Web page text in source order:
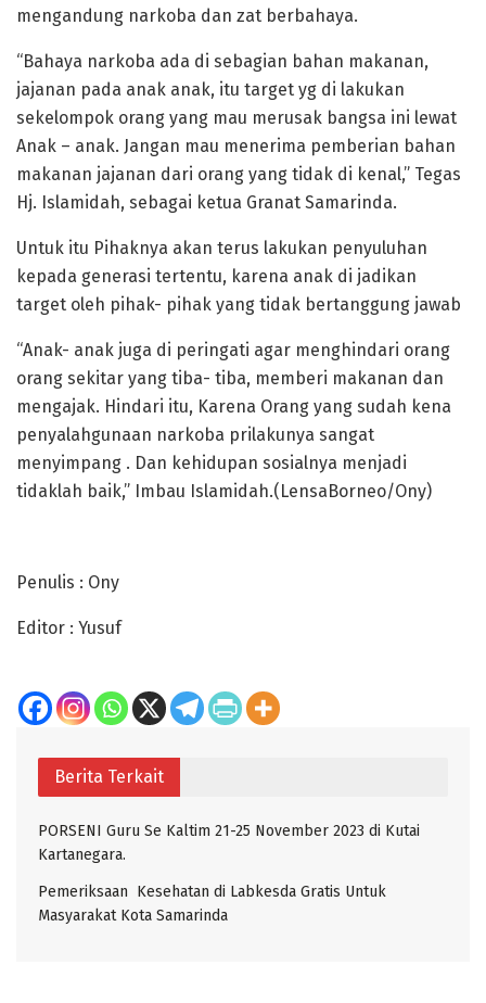
mengandung narkoba dan zat berbahaya.
“Bahaya narkoba ada di sebagian bahan makanan,
jajanan pada anak anak, itu target yg di lakukan
sekelompok orang yang mau merusak bangsa ini lewat
Anak – anak. Jangan mau menerima pemberian bahan
makanan jajanan dari orang yang tidak di kenal,” Tegas
Hj. Islamidah, sebagai ketua Granat Samarinda.
Untuk itu Pihaknya akan terus lakukan penyuluhan
kepada generasi tertentu, karena anak di jadikan
target oleh pihak- pihak yang tidak bertanggung jawab
“Anak- anak juga di peringati agar menghindari orang
orang sekitar yang tiba- tiba, memberi makanan dan
mengajak. Hindari itu, Karena Orang yang sudah kena
penyalahgunaan narkoba prilakunya sangat
menyimpang . Dan kehidupan sosialnya menjadi
tidaklah baik,” Imbau Islamidah.(LensaBorneo/Ony)
Penulis : Ony
Editor : Yusuf
Berita Terkait
PORSENI Guru Se Kaltim 21-25 November 2023 di Kutai
Kartanegara.
Pemeriksaan Kesehatan di Labkesda Gratis Untuk
Masyarakat Kota Samarinda